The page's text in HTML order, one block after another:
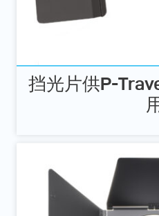
挡光片供P-